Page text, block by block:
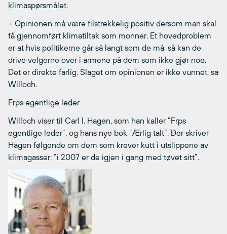
klimaspørsmålet.
– Opinionen må være tilstrekkelig positiv dersom man skal
få gjennomført klimatiltak som monner. Et hovedproblem
er at hvis politikerne går så langt som de må, så kan de
drive velgerne over i armene på dem som ikke gjør noe.
Det er direkte farlig. Slaget om opinionen er ikke vunnet, sa
Willoch.
Frps egentlige leder
Willoch viser til Carl I. Hagen, som han kaller ”Frps
egentlige leder”, og hans nye bok ”Ærlig talt”. Der skriver
Hagen følgende om dem som krever kutt i utslippene av
klimagasser: ”i 2007 er de igjen i gang med tøvet sitt”.